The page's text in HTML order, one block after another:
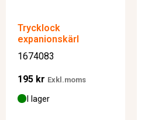
Trycklock
expanionskärl
1674083
195 kr Exkl.moms
I lager